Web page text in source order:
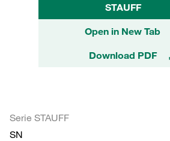
STAUFF
Open in New Tab
Download PDF
Serie STAUFF
SN